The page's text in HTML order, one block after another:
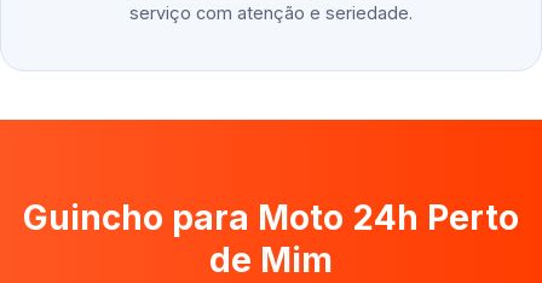
serviço com atenção e seriedade.
Guincho para Moto 24h Perto
de Mim